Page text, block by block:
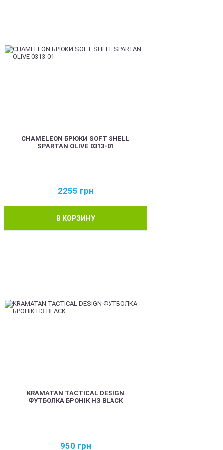
CHAMELEON БРЮКИ SOFT SHELL
SPARTAN OLIVE 0313-01
2255 грн
В КОРЗИНУ
KRAMATAN TACTICAL DESIGN
ФУТБОЛКА БРОНІК НЗ BLACK
950 грн